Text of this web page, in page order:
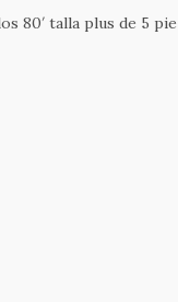
80′ talla plus de 5